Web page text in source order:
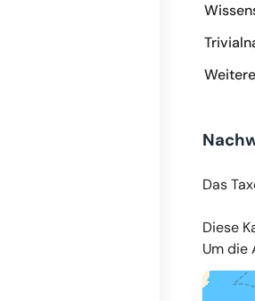
Das
Diese
Um die
©